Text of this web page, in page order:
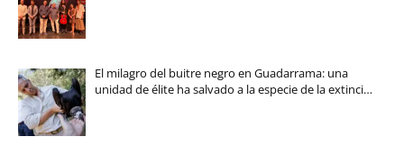
El milagro del buitre negro en Guadarrama: una
unidad de élite ha salvado a la especie de la extinci…